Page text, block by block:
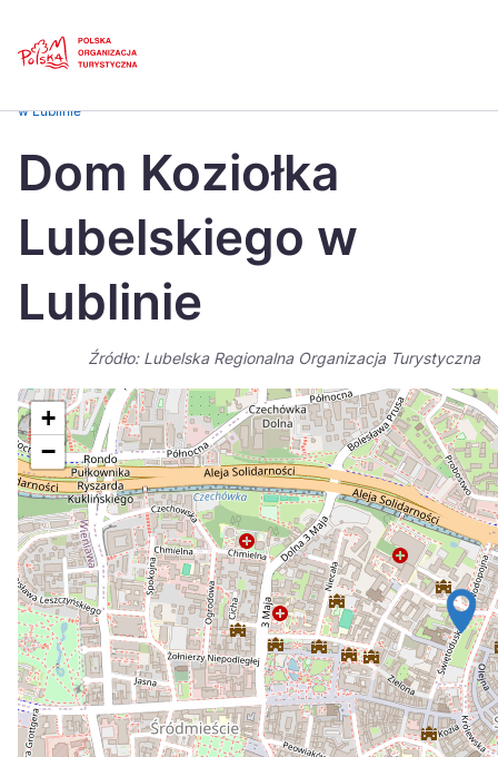
Česká
Dansk
Italiano
Nederlands 日本
Português
Suomi
Україна
Zamknij
w Lublinie
Dom Koziołka
Lubelskiego w
Lublinie
Źródło: Lubelska Regionalna Organizacja Turystyczna
+
−